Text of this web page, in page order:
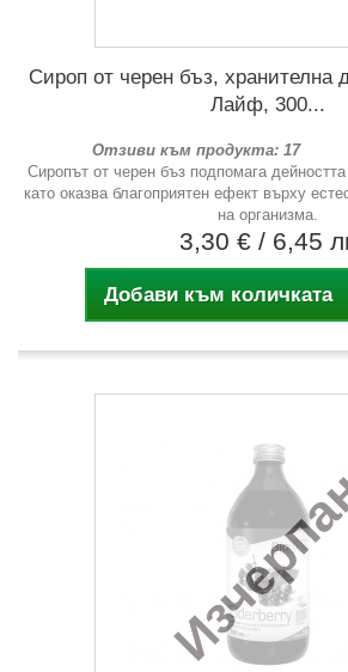
Сироп от черен бъз, хранителна
Лайф, 300...
Отзиви към продукта: 17
Сиропът от черен бъз подпомага
като оказва благоприятен ефект върху
на организма.
3,30 € / 6,45
Добави към количката